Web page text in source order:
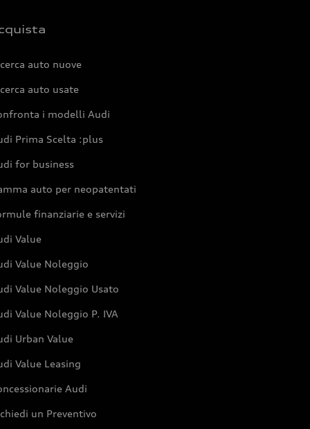
auto nuove
auto usate
i modelli Audi
Prima Scelta :plus
for business
auto per neopatentati
finanziarie e servizi
Value
Value Noleggio
Value Noleggio Usato
Value Noleggio P. IVA
Urban Value
Value Leasing
Audi
un Preventivo